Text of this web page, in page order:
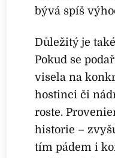
bývá spíš
Důležitý je
Pokud se
visela na
hostinci či
roste.
historie –
tím pádem i